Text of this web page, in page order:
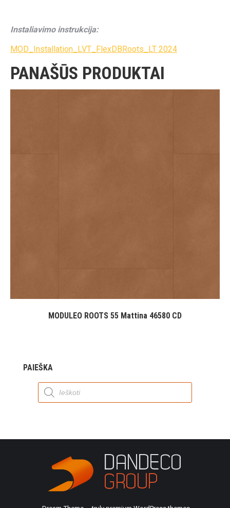
Instaliavimo instrukcija:
MOD_Installation_LVT_FlexDBRoots_LT 2024
PANAŠŪS PRODUKTAI
MODULEO ROOTS 55 Mattina 46580 CD
PAIEŠKA
Products
search